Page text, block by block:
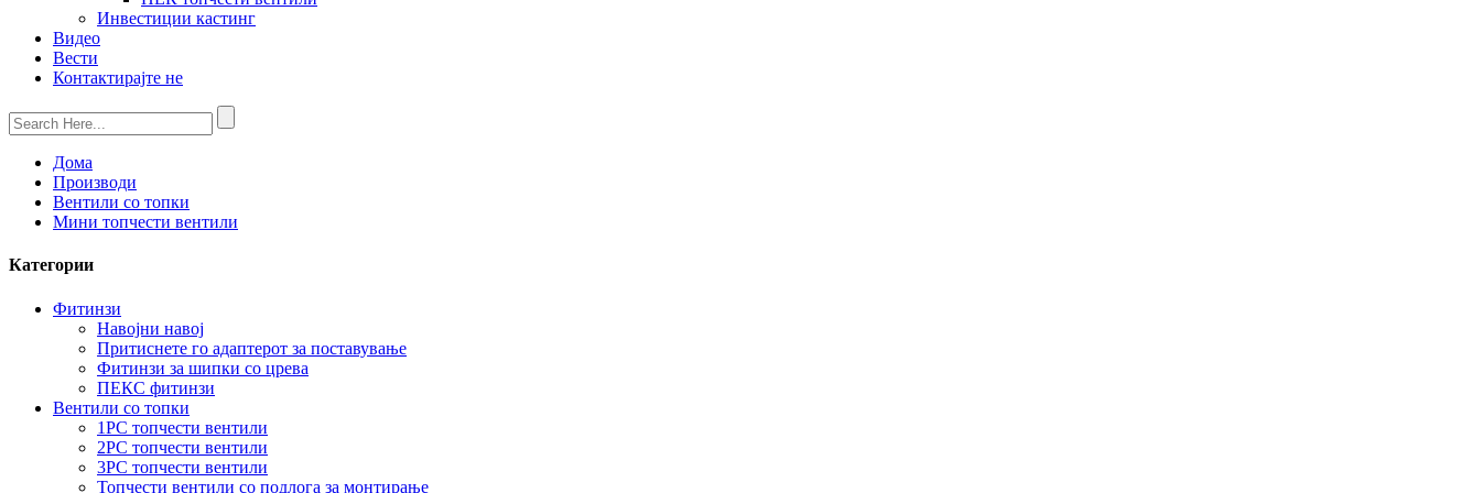
Инвестиции кастинг
Видео
Вести
Контактирајте не
Дома
Производи
Вентили со топки
Мини топчести вентили
Категории
Фитинзи
Навојни навој
Притиснете го адаптерот за поставување
Фитинзи за шипки со црева
ПЕКС фитинзи
Вентили со топки
1PC топчести вентили
2PC топчести вентили
3PC топчести вентили
Топчести вентили со подлога за монтирање